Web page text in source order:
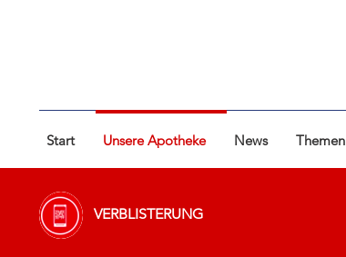
Start Unsere Apotheke News Themen
VERBLISTERUNG